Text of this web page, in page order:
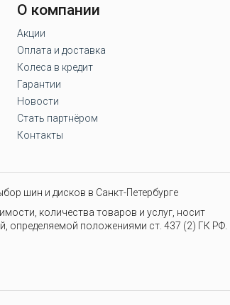
О компании
Акции
Оплата и доставка
Колеса в кредит
Гарантии
Новости
Стать партнёром
Контакты
шин и дисков в Санкт-Петербурге
количества товаров и услуг, носит
определяемой положениями ст. 437 (2) ГК РФ.